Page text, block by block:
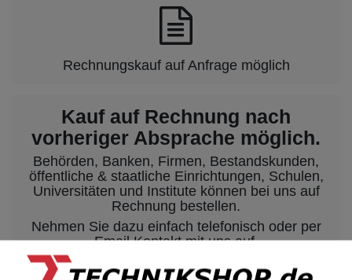
Rechnungskauf auf Anfrage möglich
Kauf auf Rechnung nach
vorheriger Absprache möglich.
Behörden, Banken, Firmen, Bestandskunden,
öffentliche & staatliche Einrichtungen, Schulen,
Universitäten und Institute können bei uns auf
Rechnung bestellen.
Nehmen Sie dazu einfach telefonisch oder per
Email Kontakt mit uns auf.